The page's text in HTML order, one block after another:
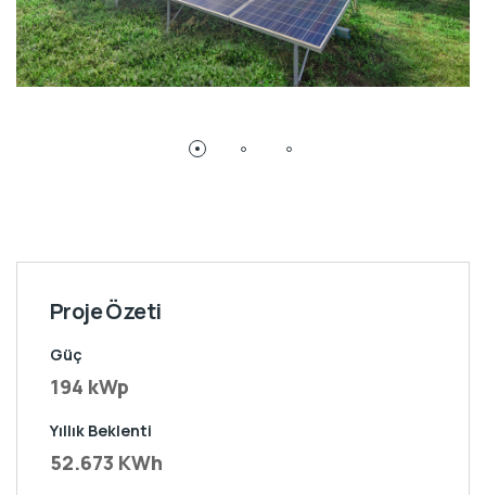
Proje Özeti
Güç
194 kWp
Yıllık Beklenti
52.673 KWh